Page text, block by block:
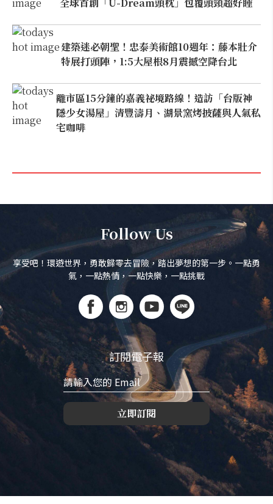
建築迷必朝聖！忠泰美術館10週年：藤本壯介
特展打頭陣，1:5大屋根8月震撼空降台北
離市區15分鐘的嘉義祕境路線！造訪「台版神
隱少女湯屋」清豐濤月、湖景窯烤披薩與人氣私
宅咖啡
Follow Us
享受吧！環遊世界，勇敢歸零去冒險，踏出夢想的第一步。一點勇
氣，一點熱情，一點快樂，一點挑戰
訂閱電子報
立即訂閱